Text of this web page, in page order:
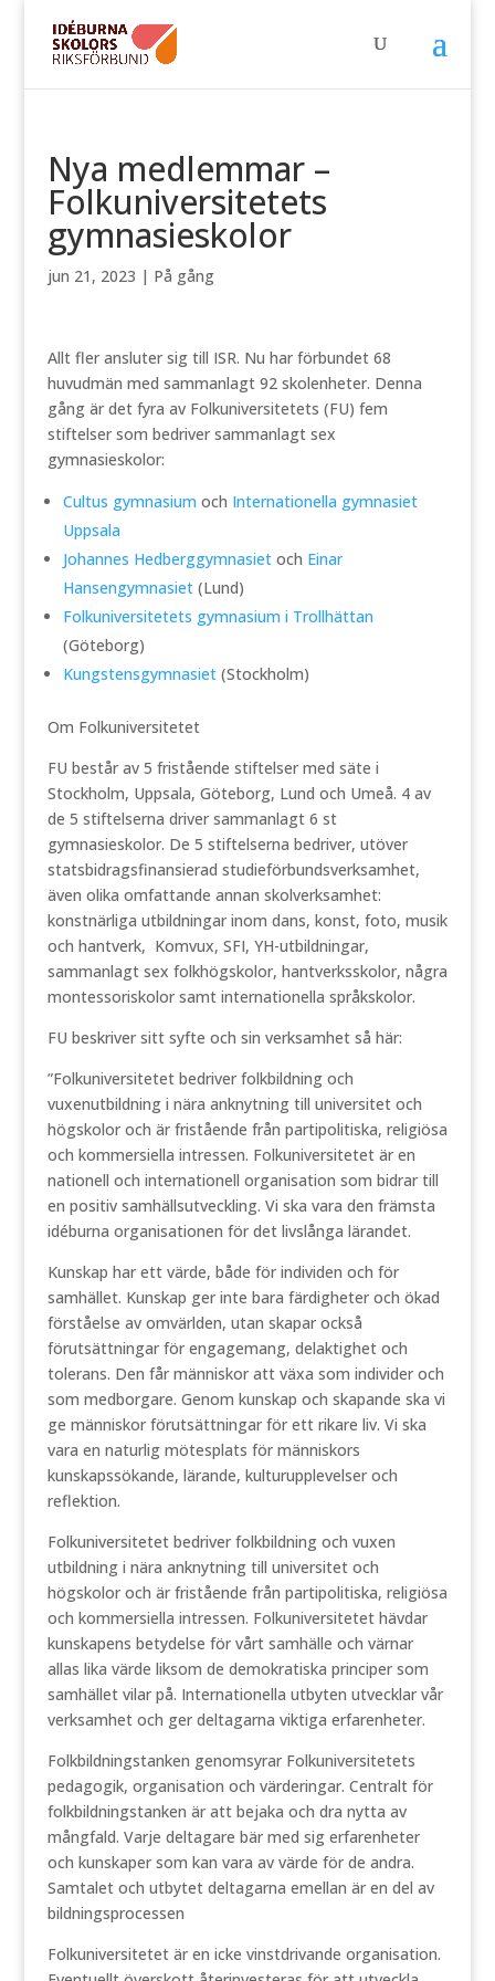
Nya medlemmar –
Folkuniversitetets
gymnasieskolor
jun 21, 2023 | På gång
Allt fler ansluter sig till ISR. Nu har förbundet 68
huvudmän med sammanlagt 92 skolenheter. Denna
gång är det fyra av Folkuniversitetets (FU) fem
stiftelser som bedriver sammanlagt sex
gymnasieskolor:
Cultus gymnasium och Internationella gymnasiet
Uppsala
Johannes Hedberggymnasietoch Einar
Hansengymnasiet(Lund)
Folkuniversitetets gymnasium i Trollhättan
(Göteborg)
Kungstensgymnasiet(Stockholm)
Om Folkuniversitetet
FU består av 5 fristående stiftelser med säte i
Stockholm, Uppsala, Göteborg, Lund och Umeå. 4 av
de 5 stiftelserna driver sammanlagt 6 st
gymnasieskolor. De 5 stiftelserna bedriver, utöver
statsbidragsfinansierad studieförbundsverksamhet,
även olika omfattande annan skolverksamhet:
konstnärliga utbildningar inom dans, konst, foto, musik
och hantverk, Komvux, SFI, YH-utbildningar,
sammanlagt sex folkhögskolor, hantverksskolor, några
montessoriskolor samt internationella språkskolor.
FU beskriver sitt syfte och sin verksamhet så här:
”Folkuniversitetet bedriver folkbildning och
vuxenutbildning i nära anknytning till universitet och
högskolor och är fristående från partipolitiska, religiösa
och kommersiella intressen. Folkuniversitetet är en
nationell och internationell organisation som bidrar till
en positiv samhällsutveckling. Vi ska vara den främsta
idéburna organisationen för det livslånga lärandet.
Kunskap har ett värde, både för individen och för
samhället. Kunskap ger inte bara färdigheter och ökad
förståelse av omvärlden, utan skapar också
förutsättningar för engagemang, delaktighet och
tolerans. Den får människor att växa som individer och
som medborgare. Genom kunskap och skapande ska vi
ge människor förutsättningar för ett rikare liv. Vi ska
vara en naturlig mötesplats för människors
kunskapssökande, lärande, kulturupplevelser och
reflektion.
Folkuniversitetet bedriver folkbildning och vuxen
utbildning i nära anknytning till universitet och
högskolor och är fristående från partipolitiska, religiösa
och kommersiella intressen. Folkuniversitetet hävdar
kunskapens betydelse för vårt samhälle och värnar
allas lika värde liksom de demokratiska principer som
samhället vilar på. Internationella utbyten utvecklar vår
verksamhet och ger deltagarna viktiga erfarenheter.
Folkbildningstanken genomsyrar Folkuniversitetets
pedagogik, organisation och värderingar. Centralt för
folkbildningstanken är att bejaka och dra nytta av
mångfald. Varje deltagare bär med sig erfarenheter
och kunskaper som kan vara av värde för de andra.
Samtalet och utbytet deltagarna emellan är en del av
bildningsprocessen
Folkuniversitetet är en icke vinstdrivande organisation.